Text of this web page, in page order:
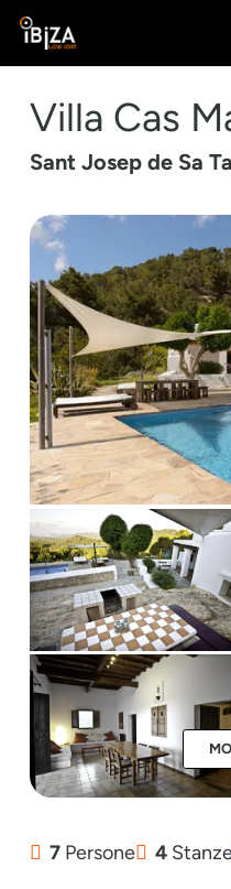
Villa Cas
Sant Josep de Sa
7 Persone 4